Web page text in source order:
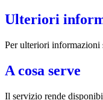
Ulteriori
Per ulteriori informazioni
A cosa serve
Il servizio rende